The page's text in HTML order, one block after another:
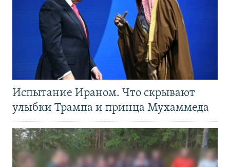
Испытание Ираном. Что скрывают
улыбки Трампа и принца Мухаммеда